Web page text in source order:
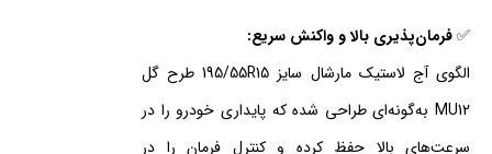
✅فرمان‌پذیری بالا و واکنش سریع:
الگوی آج لاستیک مارشال سایز 195/55R15 طرح گل
MU12 به‌گونه‌ای طراحی شده که پایداری خودرو را در
سرعت‌های بالا حفظ کرده و کنترل فرمان را در